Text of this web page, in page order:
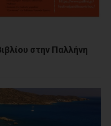
στην Παλλήνη